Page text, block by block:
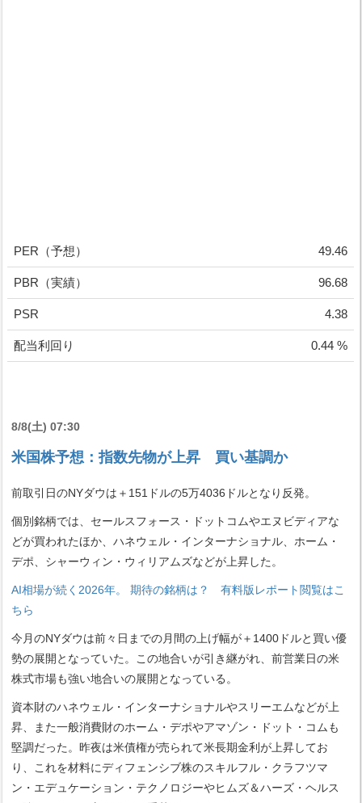
PER（予想） 49.46
PBR（実績） 96.68
PSR 4.38
配当利回り 0.44 %
8/8(土) 07:30
米国株予想：指数先物が上昇 買い基調か
前取引日のNYダウは＋151ドルの5万4036ドルとなり反発。
個別銘柄では、セールスフォース・ドットコムやエヌビディアな
どが買われたほか、ハネウェル・インターナショナル、ホーム・
デポ、シャーウィン・ウィリアムズなどが上昇した。
AI相場が続く2026年。 期待の銘柄は？ 有料版レポート閲覧はこ
ちら
今月のNYダウは前々日までの月間の上げ幅が＋1400ドルと買い優
勢の展開となっていた。この地合いが引き継がれ、前営業日の米
株式市場も強い地合いの展開となっている。
資本財のハネウェル・インターナショナルやスリーエムなどが上
昇、また一般消費財のホーム・デポやアマゾン・ドット・コムも
堅調だった。昨夜は米債権が売られて米長期金利が上昇してお
り、これを材料にディフェンシブ株のスキルフル・クラフツマ
ン・エデュケーション・テクノロジーやヒムズ＆ハーズ・ヘルス